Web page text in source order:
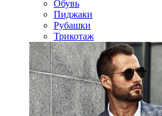
Обувь
Пиджаки
Рубашки
Трикотаж